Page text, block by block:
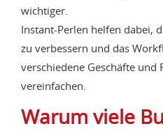
wichtiger.
Instant-Perlen helfen dabei,
zu verbessern und das
verschiedene Geschäfte und
vereinfachen.
Warum viele